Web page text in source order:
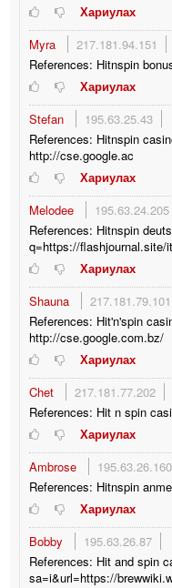
Хариулах
Myra
217.181.94.151
References: Hitnspin
Хариулах
Stefan
195.63.25.43
References: Hitnspin
http://cse.google.ac
Хариулах
Melodee
195.63.24.205
References: Hitnspin
q=https://flashjournal.site/
Хариулах
Shauna
217.181.79.101
References: Hit'n'spin
http://cse.google.com.bz/
Хариулах
Chet
217.181.77.202
References: Hit n spin
Хариулах
Ambrose
195.63.26.160
References: Hitnspin
Хариулах
Bobby
195.63.26.87
References: Hit and spin
sa=i&url=https://